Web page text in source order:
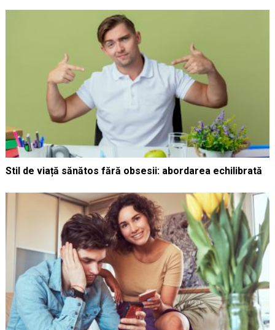
Stil de viață sănătos fără obsesii: abordarea echilibrată